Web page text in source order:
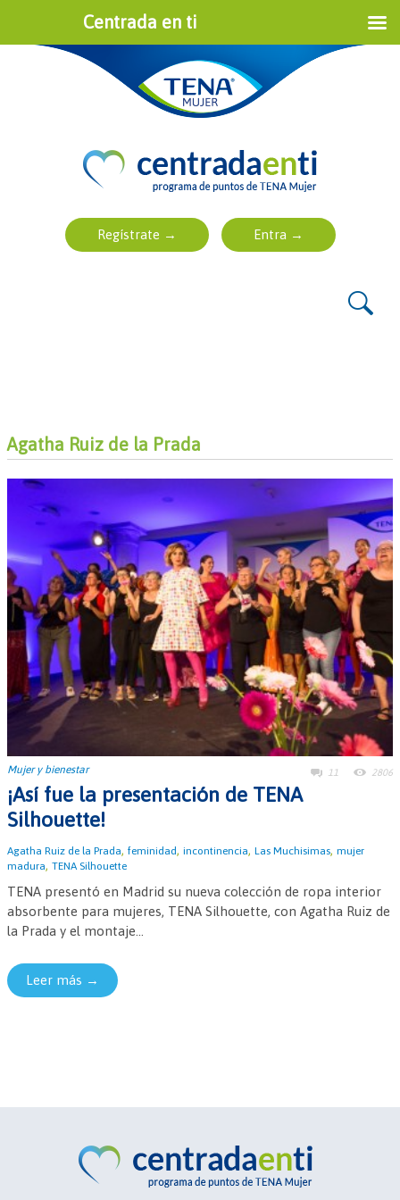
Agatha Ruiz de la Prada
Mujer y bienestar 11 2806
¡Así fue la presentación de TENA
Silhouette!
Agatha Ruiz de la Prada, feminidad , incontinencia, Las Muchisimas, mujer
madura, TENA Silhouette
TENA presentó en Madrid su nueva colección de ropa interior
absorbente para mujeres, TENA Silhouette, con Agatha Ruiz de
la Prada y el montaje...
Leer más →
Centrada en ti